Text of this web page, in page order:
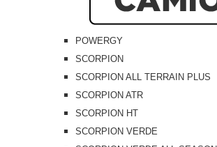
POWERGY
SCORPION
SCORPION ALL TERRAIN PLUS
SCORPION ATR
SCORPION HT
SCORPION VERDE